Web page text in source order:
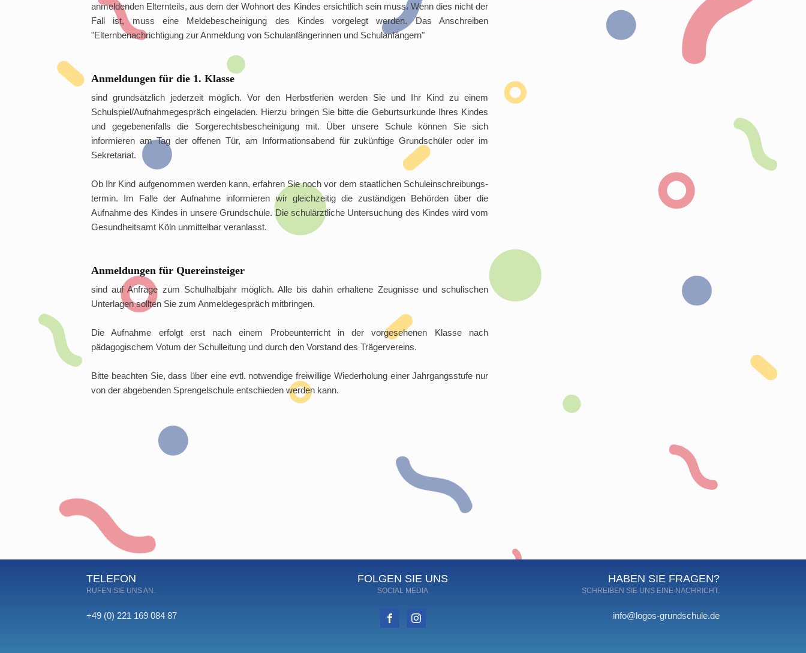
anmeldenden Elternteils, aus dem der Wohnort des Kindes ersichtlich sein muss. Wenn dies nicht der
Fall ist, muss eine Meldebescheinigung des Kindes vorgelegt werden. Das Anschreiben
"Elternbenachrichtigung zur Anmeldung von Schulanfängerinnen und Schulanfängern"
Anmeldungen für die 1. Klasse
sind grundsätzlich jederzeit möglich. Vor den Herbstferien werden Sie und Ihr Kind zu einem
Schulspiel/Aufnahmegespräch eingeladen. Hierzu bringen Sie bitte die Geburtsurkunde Ihres Kindes
und gegebenenfalls die Sorgerechtsbescheinigung mit. Über unsere Schule können Sie sich
informieren am Tag der offenen Tür, am Informationsabend für zukünftige Grundschüler oder im
Sekretariat.
Ob Ihr Kind aufgenommen werden kann, erfahren Sie noch vor dem staatlichen Schuleinschreibungs-
termin. Im Falle der Aufnahme informieren wir gleichzeitig die zuständigen Behörden über die
Aufnahme des Kindes in unsere Grundschule. Die schulärztliche Untersuchung des Kindes wird vom
Gesundheitsamt Köln unmittelbar veranlasst.
Anmeldungen für Quereinsteiger
sind auf Anfrage zum Schulhalbjahr möglich. Alle bis dahin erhaltene Zeugnisse und schulischen
Unterlagen sollten Sie zum Anmeldegespräch mitbringen.
Die Aufnahme erfolgt erst nach einem Probeunterricht in der vorgesehenen Klasse nach
pädagogischem Votum der Schulleitung und durch den Vorstand des Trägervereins.
Bitte beachten Sie, dass über eine evtl. notwendige freiwillige Wiederholung einer Jahrgangsstufe nur
von der abgebenden Sprengelschule entschieden werden kann.
TELEFON
RUFEN SIE UNS AN.
+49 (0) 221 169 084 87
FOLGEN SIE UNS
SOCIAL MEDIA
HABEN SIE FRAGEN?
SCHREIBEN SIE UNS EINE NACHRICHT.
info@logos-grundschule.de